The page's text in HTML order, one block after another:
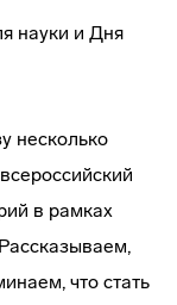
несколько
в рамках
что стать